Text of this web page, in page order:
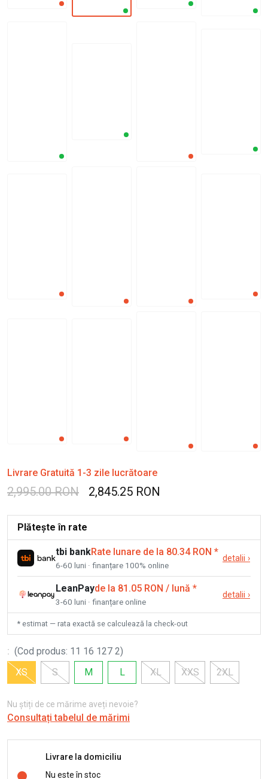
Livrare Gratuită 1-3 zile lucrătoare
2,995.00 RON 2,845.25 RON
Plătește în rate
tbi bankRate lunare de la 80.34 RON *
6-60 luni · finanțare 100% online
detalii ›
LeanPayde la 81.05 RON / lună *
3-60 luni · finanțare online
detalii ›
* estimat — rata exactă se calculează la check-out
: (Cod produs: 11 16 127 2)
XS
S M L XL XXS 2XL
Nu știți de ce mărime aveți nevoie?
Consultați tabelul de mărimi
Livrare la domiciliu
Nu este în stoc